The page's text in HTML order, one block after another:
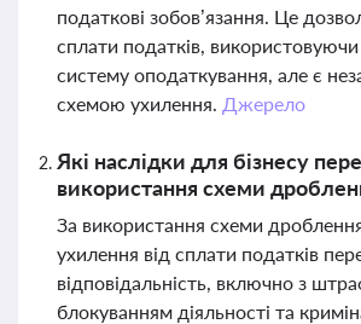
податкові зобов’язання. Це
сплати податків,
систему оподаткування, але є
схемою ухилення. Джерело
Які наслідки для бізнесу
використання схеми
За використання схеми
ухилення від сплати податків
відповідальність, включно з
блокуванням діяльності та